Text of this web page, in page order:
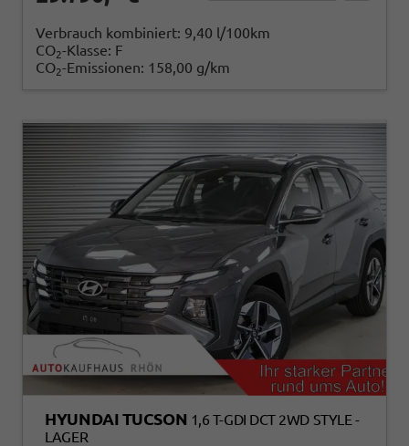
Verbrauch kombiniert: 9,40 l/100km
CO2-Klasse: F
CO2-Emissionen: 158,00 g/km
HYUNDAI TUCSON 1,6 T-GDI DCT 2WD STYLE -
LAGER